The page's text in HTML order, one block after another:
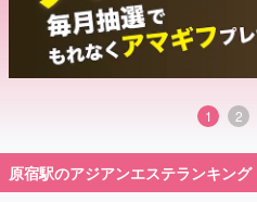
1 2
原宿駅のアジアンエステランキング